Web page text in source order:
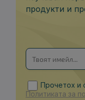
продукти и
Прочетох и
Политиката за